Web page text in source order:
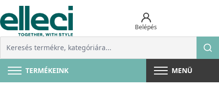
Belépés
TERMÉKEINK MENÜ